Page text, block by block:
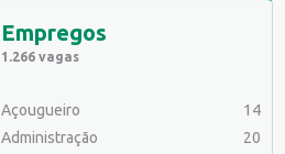
Empregos
1.266 vagas
Açougueiro
14
Administração
20